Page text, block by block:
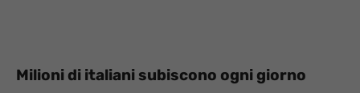
Milioni di italiani subiscono ogni giorno